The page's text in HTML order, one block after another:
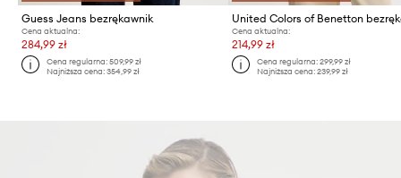
Guess Jeans bezrękawnik
Cena aktualna:
284,99 zł
Cena regularna:509,99 zł
Najniższa cena:354,99 zł
United Colors of Benetton
Cena aktualna:
214,99 zł
Cena regularna: 299,99 zł
Najniższa cena: 239,99 zł